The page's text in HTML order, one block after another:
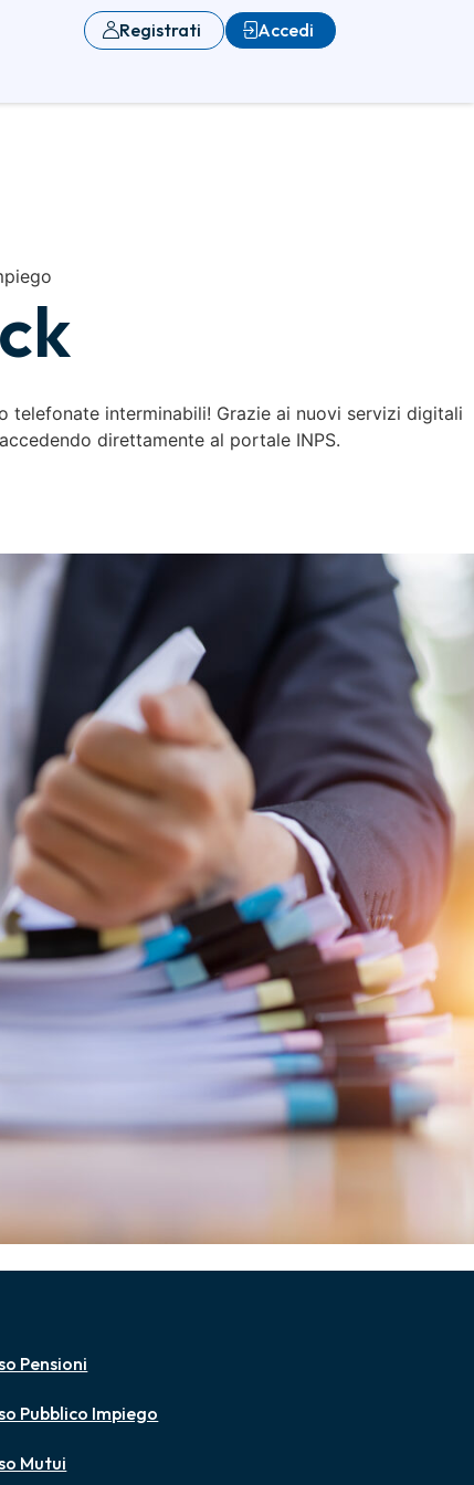
Accedi
Registrati
telefonate interminabili! Grazie ai nuovi servizi digitali
direttamente al portale INPS.
Pensioni
Pubblico Impiego
Mutui